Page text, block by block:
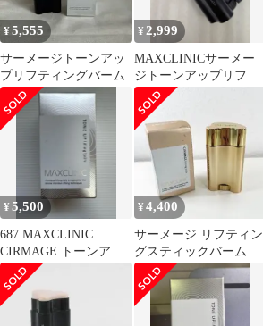
¥5,555
サーメージトーンアッ
プリフティングバーム
¥ 2,999
MAXCLINICサーメー
ジトーンアップリフテ
ィングバーム
¥5,500
687.MAXCLINIC
CIRMAGE トーンアッ
プ リフティングバーム
¥4,400
サーメージ リフティン
グスティックバーム 残
量多め 美容液